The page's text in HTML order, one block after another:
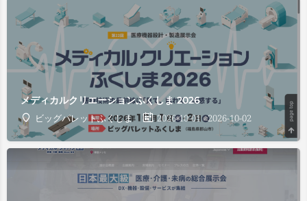
メディカルクリエーションふくしま 2026
ビッグパレットふくしま
2026-10-01 - 2026-10-02